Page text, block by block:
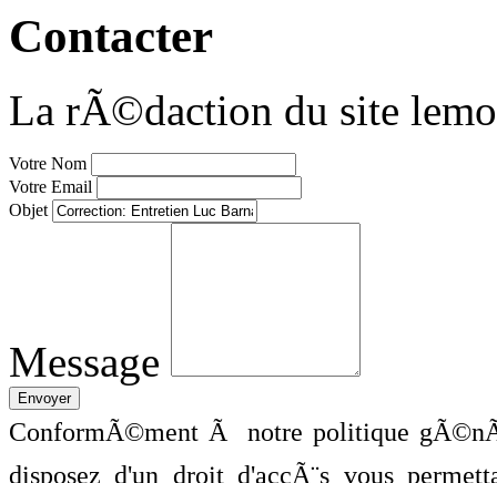
Contacter
La rÃ©daction du site
Votre Nom
Votre Email
Objet
Message
ConformÃ©ment Ã notre politique
disposez d'un droit d'accÃ¨s vous